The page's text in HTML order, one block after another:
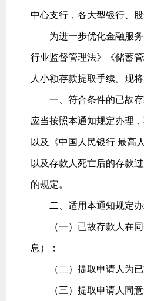
中心支行，各大型银行、
为进一步优化金融服务
行业监督管理法》《储蓄
人小额存款提取手续。现
一、符合条件的已故存
应当按照本通知规定办理
以及《中国人民银行 最高
以及存款人死亡后的存款
的规定。
二、适用本通知规定办
（一）已故存款人在同
息）；
（二）提取申请人为已
（三）提取申请人同意